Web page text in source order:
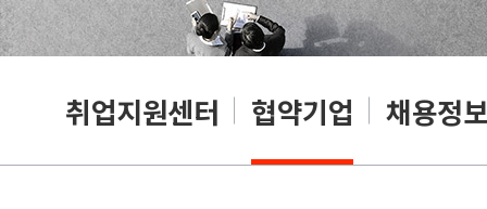
취업지원센터 협약기업 채용정보